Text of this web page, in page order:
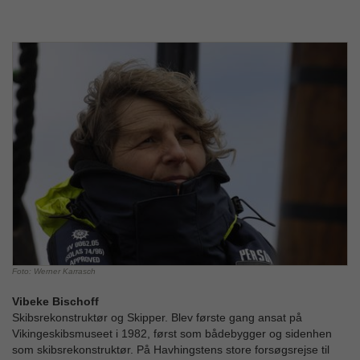
Foto: Werner Karrasch
Vibeke Bischoff
Skibsrekonstruktør og Skipper. Blev første gang ansat på
Vikingeskibsmuseet i 1982, først som bådebygger og sidenhen
som skibsrekonstruktør. På Havhingstens store forsøgsrejse til